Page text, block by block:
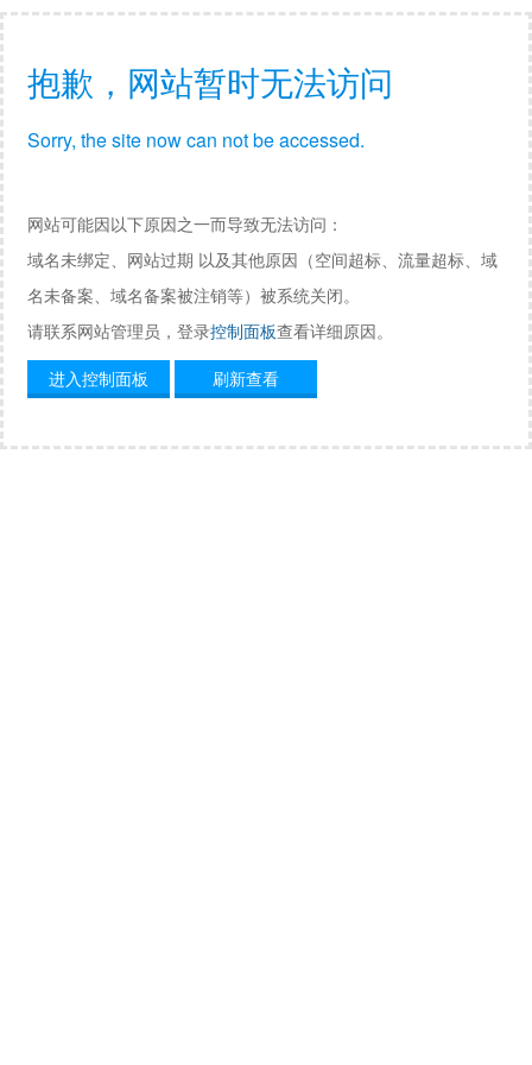
抱歉，网站暂时无法访问
Sorry, the site now can not be accessed.
网站可能因以下原因之一而导致无法访问：
域名未绑定、网站过期 以及其他原因（空间超标、流量超标、域
名未备案、域名备案被注销等）被系统关闭。
请联系网站管理员，登录控制面板查看详细原因。
进入控制面板
刷新查看